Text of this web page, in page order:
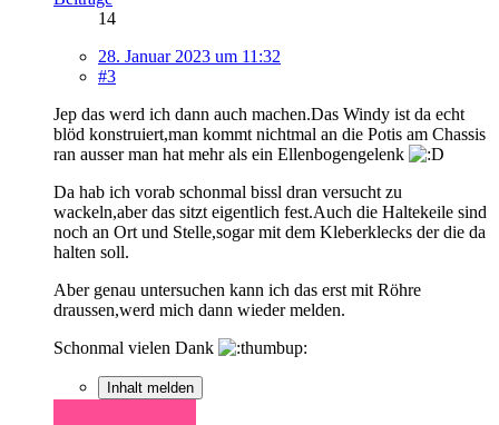
14
28. Januar 2023 um 11:32
#3
Jep das werd ich dann auch machen.Das Windy ist da echt
blöd konstruiert,man kommt nichtmal an die Potis am Chassis
ran ausser man hat mehr als ein Ellenbogengelenk
Da hab ich vorab schonmal bissl dran versucht zu
wackeln,aber das sitzt eigentlich fest.Auch die Haltekeile sind
noch an Ort und Stelle,sogar mit dem Kleberklecks der die da
halten soll.
Aber genau untersuchen kann ich das erst mit Röhre
draussen,werd mich dann wieder melden.
Schonmal vielen Dank
Inhalt melden